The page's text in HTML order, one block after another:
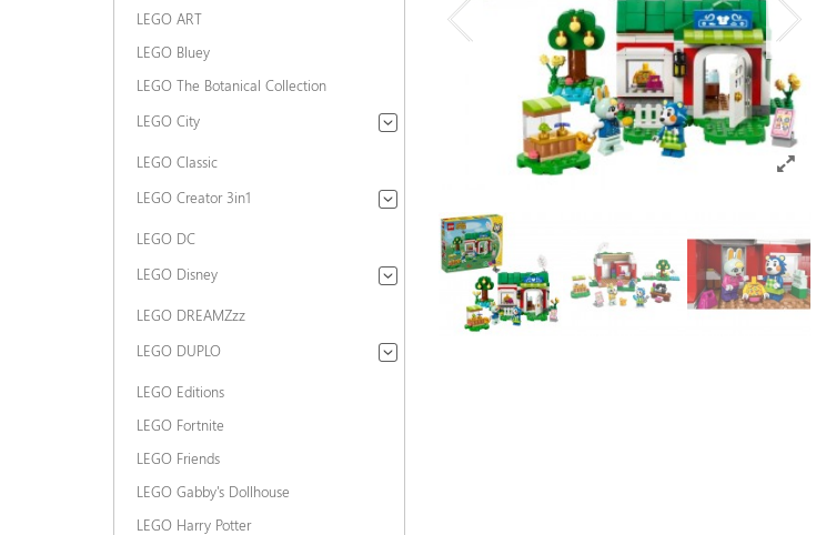
LEGO ART
LEGO Bluey
LEGO The Botanical Collection
LEGO City
LEGO Classic
LEGO Creator 3in1
LEGO DC
LEGO Disney
LEGO DREAMZzz
LEGO DUPLO
LEGO Editions
LEGO Fortnite
LEGO Friends
LEGO Gabby's Dollhouse
LEGO Harry Potter